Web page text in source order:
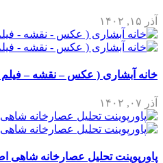
آذر ۱۵, ۱۴۰۲
خانه آبشاری ( عکس – نقشه –
آذر ۰۷, ۱۴۰۲
پاورپوینت تحلیل عصارخانه شاهی اصفهان